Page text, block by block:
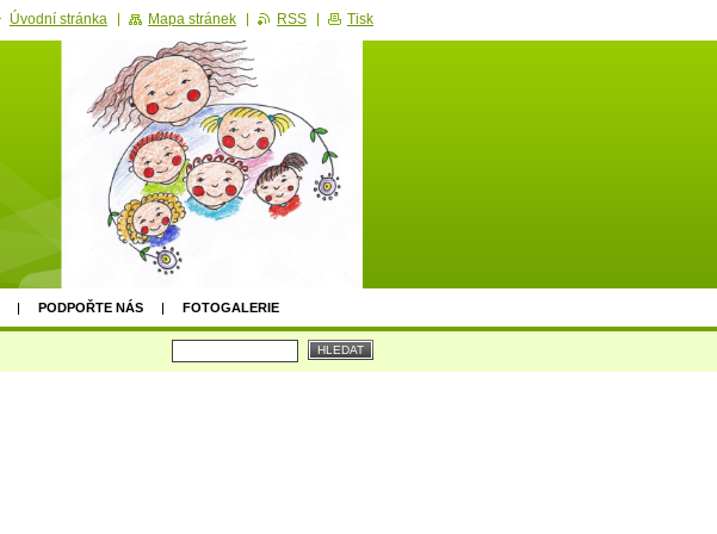
PODPOŘTE NÁS FOTOGALERIE
Úvodní stránka Mapa stránek RSS Tisk